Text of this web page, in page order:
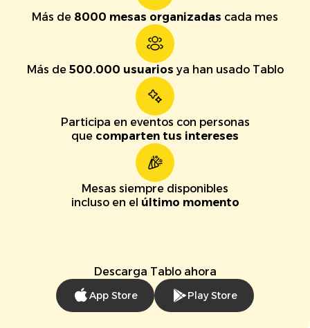
Más de 8000 mesas organizadas cada mes
Más de 500.000 usuarios ya han usado Tablo
Participa en eventos con personas
que comparten tus intereses
Mesas siempre disponibles
incluso en el último momento
Descarga Tablo ahora
App Store Play Store